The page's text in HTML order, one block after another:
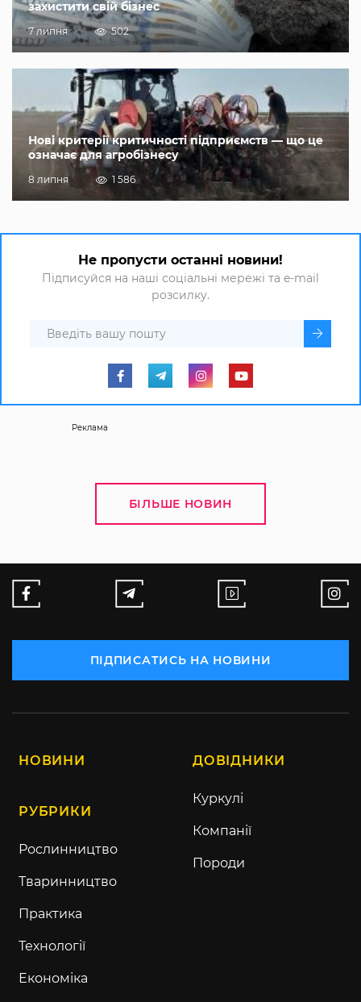
захистити свій бізнес
7 липня 502
Нові критерії критичності підприємств — що це
означає для агробізнесу
8 липня 1 586
Не пропусти останні новини!
Підписуйся на наші соціальні мережі та e-mail
розсилку.
Реклама
БІЛЬШЕ НОВИН
ПІДПИСАТИСЬ НА НОВИНИ
НОВИНИ
РУБРИКИ
Рослинництво
Тваринництво
Практика
Технології
Економіка
ДОВІДНИКИ
Куркулі
Компанії
Породи